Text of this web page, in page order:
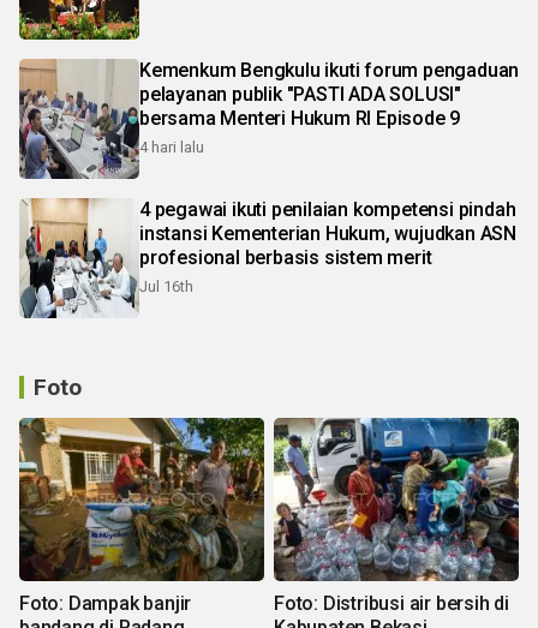
Kemenkum Bengkulu ikuti forum pengaduan
pelayanan publik "PASTI ADA SOLUSI"
bersama Menteri Hukum RI Episode 9
4 hari lalu
4 pegawai ikuti penilaian kompetensi pindah
instansi Kementerian Hukum, wujudkan ASN
profesional berbasis sistem merit
Jul 16th
Foto
Foto: Dampak banjir
Foto: Distribusi air bersih di